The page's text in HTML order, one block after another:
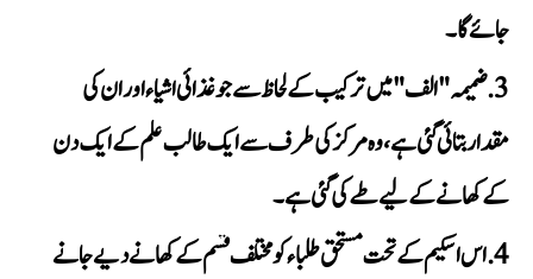
جائے گا۔
ضمیمہ "الف" میں ترکیب کے لحاظ سے جو غذائی اشیاء اور ان کی
مقدار بتائی گئی ہے، وہ مرکز کی طرف سے ایک طالب علم کے ایک دن
کے کھانے کے لیے طے کی گئی ہے۔
اس اسکیم کے تحت مستحق طلباء کو مختلف قسم کے کھانے دیے جانے